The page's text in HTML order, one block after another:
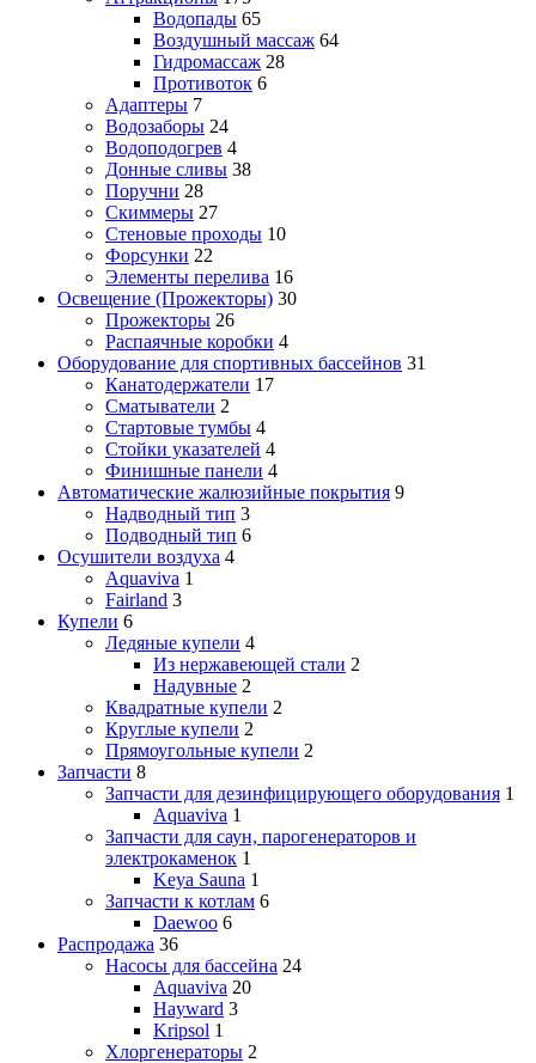
Водопады 65
Воздушный массаж 64
Гидромассаж 28
Противоток 6
Адаптеры 7
Водозаборы 24
Водоподогрев 4
Донные сливы 38
Поручни 28
Скиммеры 27
Стеновые проходы 10
Форсунки 22
Элементы перелива 16
Освещение (Прожекторы) 30
Прожекторы 26
Распаячные коробки 4
Оборудование для спортивных бассейнов 31
Канатодержатели 17
Сматыватели 2
Стартовые тумбы 4
Стойки указателей 4
Финишные панели 4
Автоматические жалюзийные покрытия 9
Надводный тип 3
Подводный тип 6
Осушители воздуха 4
Aquaviva 1
Fairland 3
Купели 6
Ледяные купели 4
Из нержавеющей стали 2
Надувные 2
Квадратные купели 2
Круглые купели 2
Прямоугольные купели 2
Запчасти 8
Запчасти для дезинфицирующего оборудования 1
Aquaviva 1
Запчасти для саун, парогенераторов и
электрокаменок 1
Keya Sauna 1
Запчасти к котлам 6
Daewoo 6
Распродажа 36
Насосы для бассейна 24
Aquaviva 20
Hayward 3
Kripsol 1
Хлоргенераторы 2